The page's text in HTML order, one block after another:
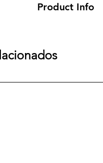
Product Info
Dimensiones
33cm (largo)
28cm (Largo)